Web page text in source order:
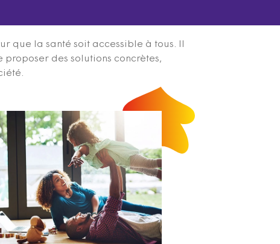
que la santé soit accessible à tous. Il
proposer des solutions concrètes,